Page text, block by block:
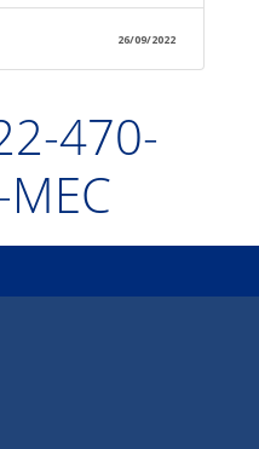
26/09/2022
470-